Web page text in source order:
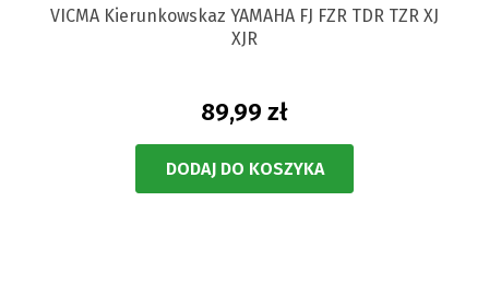
VICMA Kierunkowskaz YAMAHA FJ FZR TDR TZR XJ
XJR
89,99 zł
DODAJ DO KOSZYKA